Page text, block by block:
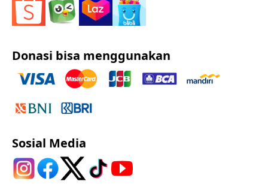
Donasi bisa menggunakan
Sosial Media